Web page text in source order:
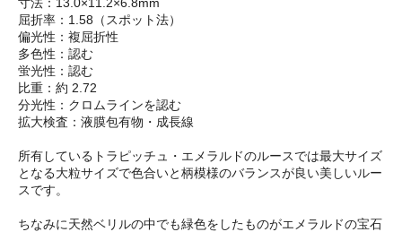
屈折率：1.58（スポット法）
偏光性：複屈折性
多色性：認む
蛍光性：認む
比重：約 2.72
分光性：クロムラインを認む
拡大検査：液膜包有物・成長線
所有しているトラピッチュ・エメラルドのルースでは最大サイズ
となる大粒サイズで色合いと柄模様のバランスが良い美しいルー
スです。
ちなみに天然ベリルの中でも緑色をしたものがエメラルドの宝石